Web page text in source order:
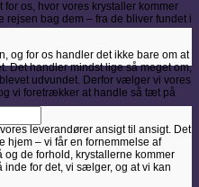
os, hvor vores krystaller kommer
rejsen bag dem – fra de bliver fundet i
og for os handler det ikke bare om at
Det handler mindst lige så meget om,
udvundet. Derfor vælger vi vores
vi foretrækker at handle så tæt på
leverandører ansigt til ansigt. Det
hjem – vi får en fornemmelse af
de forhold, krystallerne kommer
inde for det, vi sælger, og at vi kan